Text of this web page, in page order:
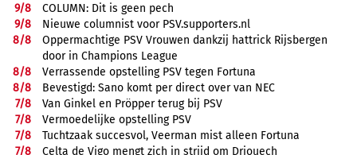
9/8
COLUMN: Dit is geen pech
9/8
Nieuwe columnist voor PSV.supporters.nl
8/8
Oppermachtige PSV Vrouwen dankzij hattrick Rijsbergen
door in Champions League
8/8
Verrassende opstelling PSV tegen Fortuna
8/8
Bevestigd: Sano komt per direct over van NEC
7/8
Van Ginkel en Pröpper terug bij PSV
7/8
Vermoedelijke opstelling PSV
7/8
Tuchtzaak succesvol, Veerman mist alleen Fortuna
7/8
Celta de Vigo mengt zich in strijd om Driouech